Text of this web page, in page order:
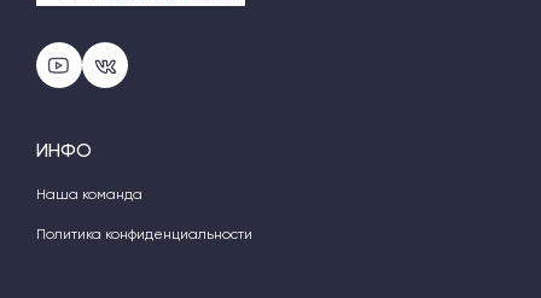
ИНФО
Наша команда
Политика конфиденциальности